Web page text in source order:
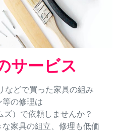
サービス
などで買った家具の組み
等の修理は
）で依頼しませんか？
家具の組立、修理も低価